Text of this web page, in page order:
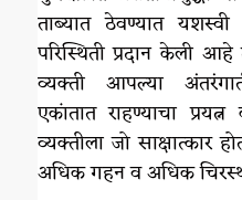
ताब्यात ठेवण्यात
परिस्थिती प्रदान केली आहे
व्यक्ती आपल्या
एकांतात राहण्याचा
व्यक्तीला जो साक्षात्कार
अधिक गहन व अधिक